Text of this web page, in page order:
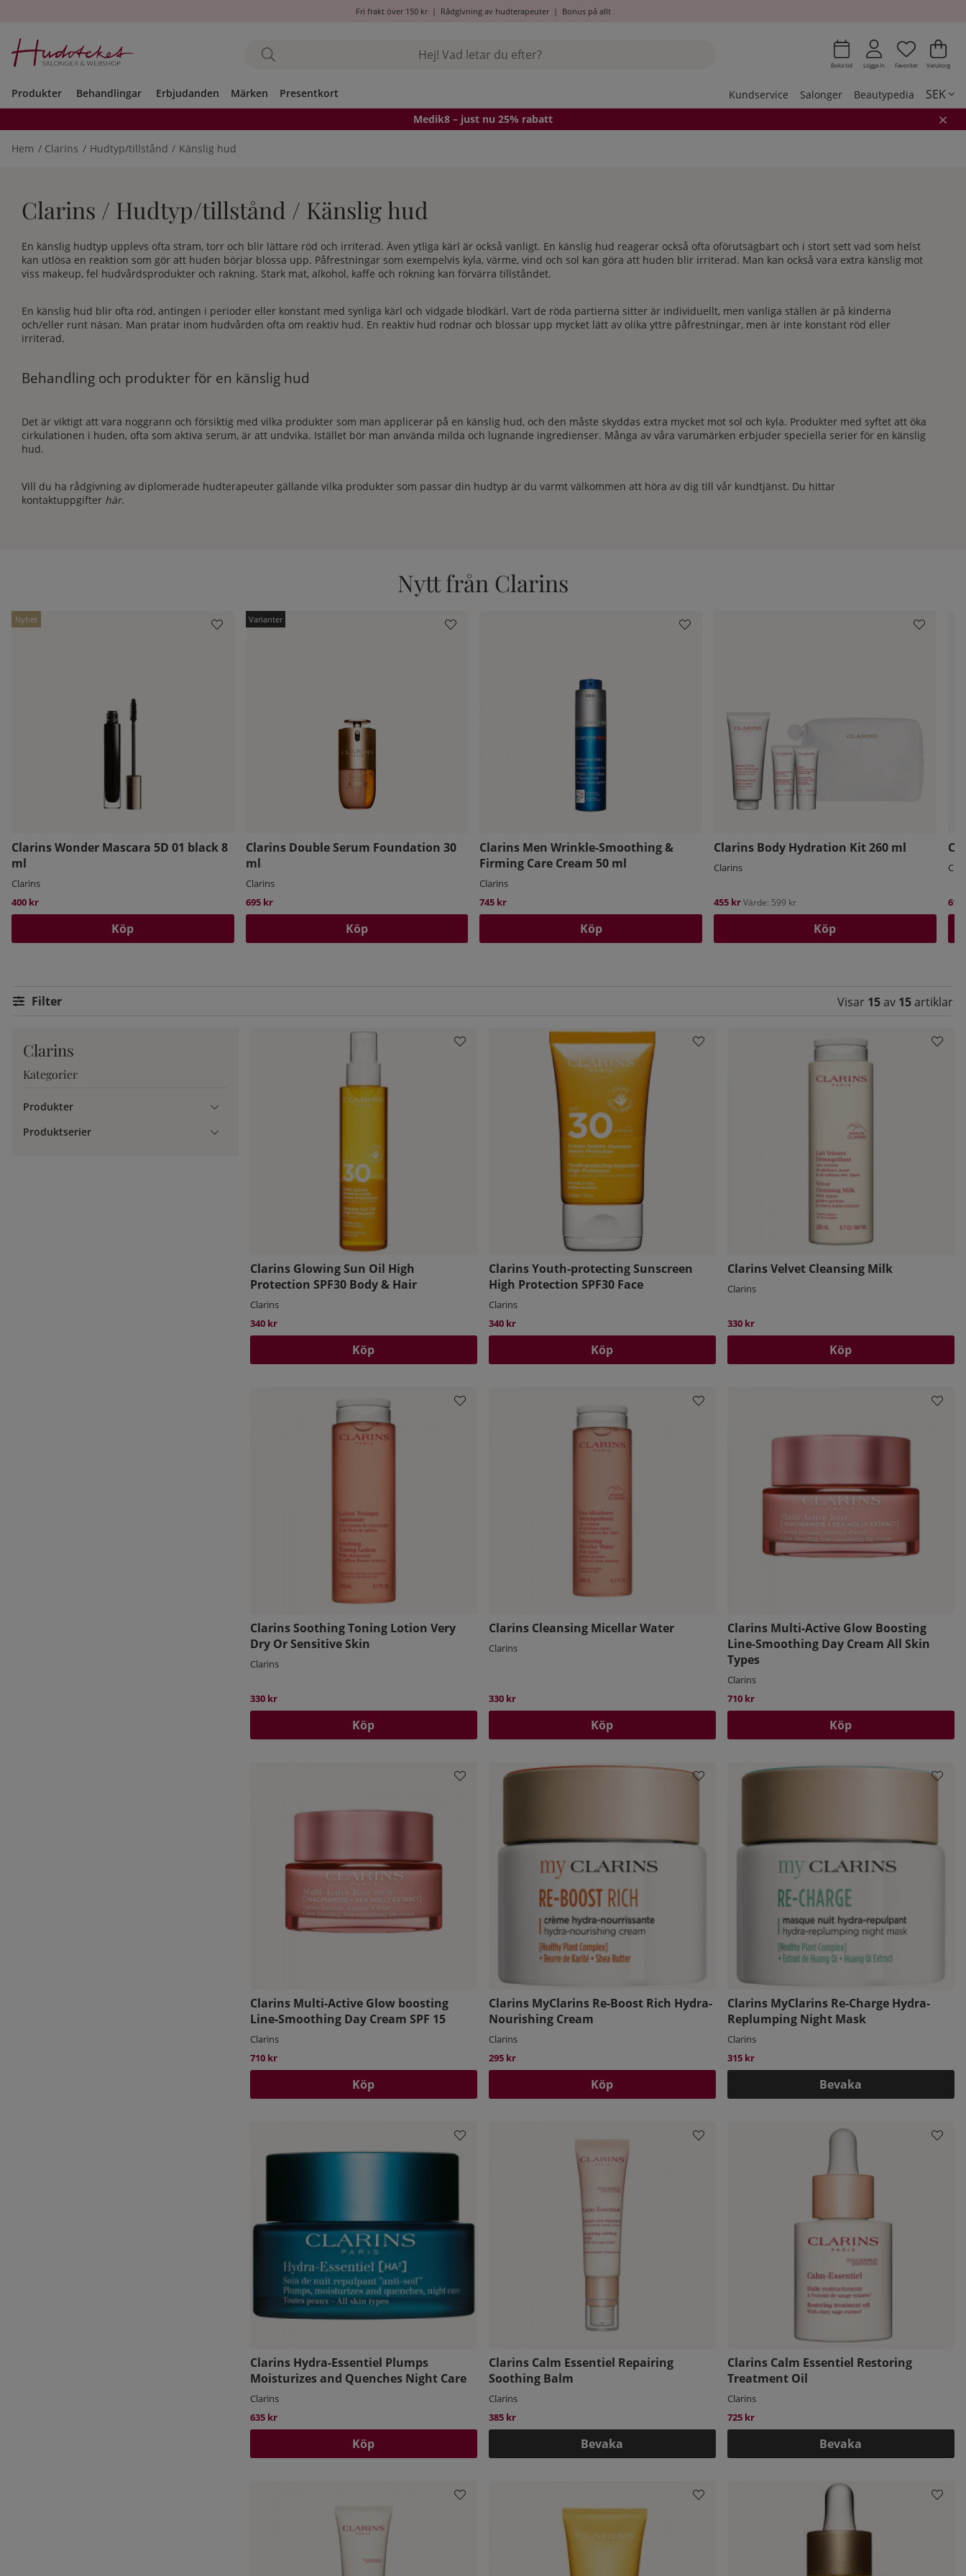
Fri frakt över 150 kr| Rådgivning av hudterapeuter| Bonus på allt
Boka tid Logga in Antal i
.
Favoriter .
Varukorg
Produkter Behandlingar Erbjudanden Märken Presentkort Kundservice Salonger Beautypedia SEK
Medik8 – just nu 25% rabatt
Hem Clarins Hudtyp/tillstånd Känslig hud
Clarins / Hudtyp/tillstånd / Känslig hud
En känslig hudtyp upplevs ofta stram, torr och blir lättare röd och irriterad. Även ytliga kärl är också vanligt. En känslig hud reagerar också ofta oförutsägbart och i stort sett vad som helst
kan utlösa en reaktion som gör att huden börjar blossa upp. Påfrestningar som exempelvis kyla, värme, vind och sol kan göra att huden blir irriterad. Man kan också vara extra känslig mot
viss makeup, fel hudvårdsprodukter och rakning. Stark mat, alkohol, kaffe och rökning kan förvärra tillståndet.
En känslig hud blir ofta röd, antingen i perioder eller konstant med synliga kärl och vidgade blodkärl. Vart de röda partierna sitter är individuellt, men vanliga ställen är på kinderna
och/eller runt näsan. Man pratar inom hudvården ofta om reaktiv hud. En reaktiv hud rodnar och blossar upp mycket lätt av olika yttre påfrestningar, men är inte konstant röd eller
irriterad.
Behandling och produkter för en känslig hud
Det är viktigt att vara noggrann och försiktig med vilka produkter som man applicerar på en känslig hud, och den måste skyddas extra mycket mot sol och kyla. Produkter med syftet att öka
cirkulationen i huden, ofta som aktiva serum, är att undvika. Istället bör man använda milda och lugnande ingredienser. Många av våra varumärken erbjuder speciella serier för en känslig
hud.
Vill du ha rådgivning av diplomerade hudterapeuter gällande vilka produkter som passar din hudtyp är du varmt välkommen att höra av dig till vår kundtjänst. Du hittar
kontaktuppgifter här.
Nytt från Clarins
Nyhet
Clarins Wonder Mascara 5D 01 black 8
ml
Clarins
400 kr
Köp
Clarins Double Serum Foundation 30
ml
Clarins
695 kr
Köp
Clarins Men Wrinkle-Smoothing &
Firming Care Cream 50 ml
Clarins
745 kr
Köp
Clarins Body Hydration Kit 260 ml
Clarins
455 krVärde: 599 kr
Köp
Filtrera Visar 15av 15artiklar
Clarins
Kategorier
Produkter
Produktserier
Clarins Glowing Sun Oil High
Protection SPF30 Body & Hair
Clarins
340 kr
Köp
Clarins Youth-protecting Sunscreen
High Protection SPF30 Face
Clarins
340 kr
Köp
Clarins Velvet Cleansing Milk
Clarins
330 kr
Köp
Clarins Soothing Toning Lotion Very
Dry Or Sensitive Skin
Clarins
330 kr
Köp
Clarins Cleansing Micellar Water
Clarins
330 kr
Köp
Clarins Multi-Active Glow Boosting
Line-Smoothing Day Cream All Skin
Types
Clarins
710 kr
Köp
Clarins Multi-Active Glow boosting
Line-Smoothing Day Cream SPF 15
Clarins
710 kr
Köp
Clarins MyClarins Re-Boost Rich Hydra-
Nourishing Cream
Clarins
295 kr
Köp
Clarins MyClarins Re-Charge Hydra-
Replumping Night Mask
Clarins
315 kr
Bevaka
Clarins Hydra-Essentiel Plumps
Moisturizes and Quenches Night Care
Clarins
635 kr
Köp
Clarins Calm Essentiel Repairing
Soothing Balm
Clarins
385 kr
Bevaka
Clarins Calm Essentiel Restoring
Treatment Oil
Clarins
725 kr
Bevaka